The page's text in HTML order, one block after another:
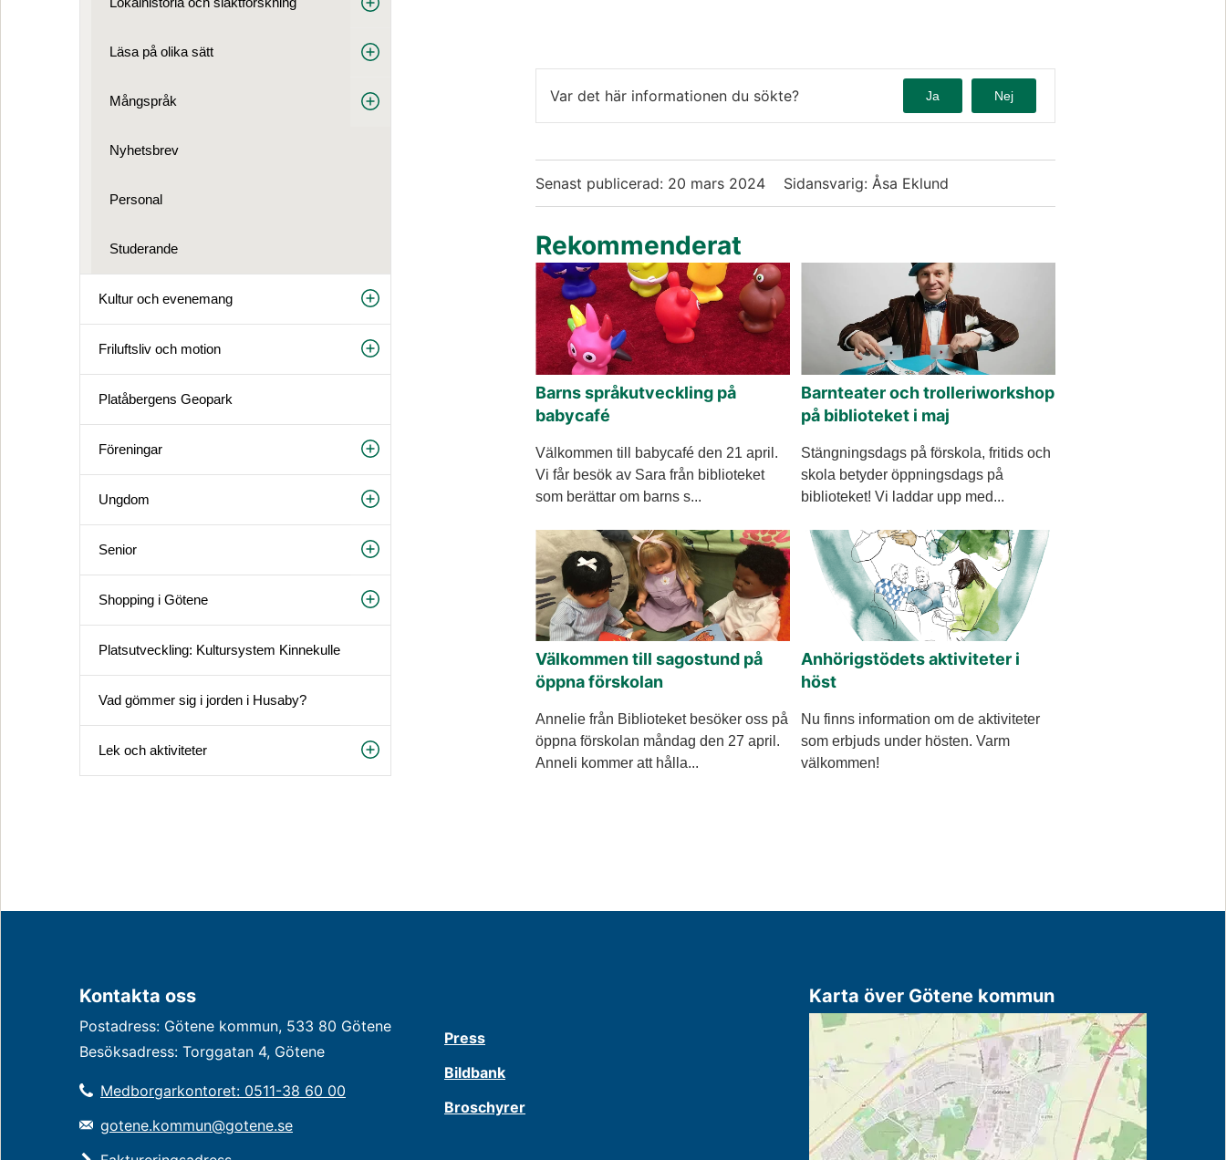
Läsa på olika sätt
Mångspråk
Nyhetsbrev
Personal
Studerande
Kultur och evenemang
Friluftsliv och motion
Platåbergens Geopark
Föreningar
Ungdom
Senior
Shopping i Götene
Platsutveckling: Kultursystem Kinnekulle
Vad gömmer sig i jorden i Husaby?
Lek och aktiviteter
Var det här informationen du sökte? Ja Nej
Senast publicerad: 20 mars 2024 Sidansvarig: Åsa Eklund
Rekommenderat
Barns språkutveckling på
babycafé
Välkommen till babycafé den 21 april.
Vi får besök av Sara från biblioteket
som berättar om barns s...
Barnteater och trolleriworkshop
på biblioteket i maj
Stängningsdags på förskola, fritids och
skola betyder öppningsdags på
biblioteket! Vi laddar upp med...
Välkommen till sagostund på
öppna förskolan
Annelie från Biblioteket besöker oss på
öppna förskolan måndag den 27 april.
Anneli kommer att hålla...
Anhörigstödets aktiviteter i
höst
Nu finns information om de aktiviteter
som erbjuds under hösten. Varm
välkommen!
Kontakta oss
Postadress: Götene kommun, 533 80 Götene
Besöksadress: Torggatan 4, Götene
Medborgarkontoret: 0511-38 60 00
gotene.kommun@gotene.se
Press
Bildbank
Broschyrer
Karta över Götene kommun